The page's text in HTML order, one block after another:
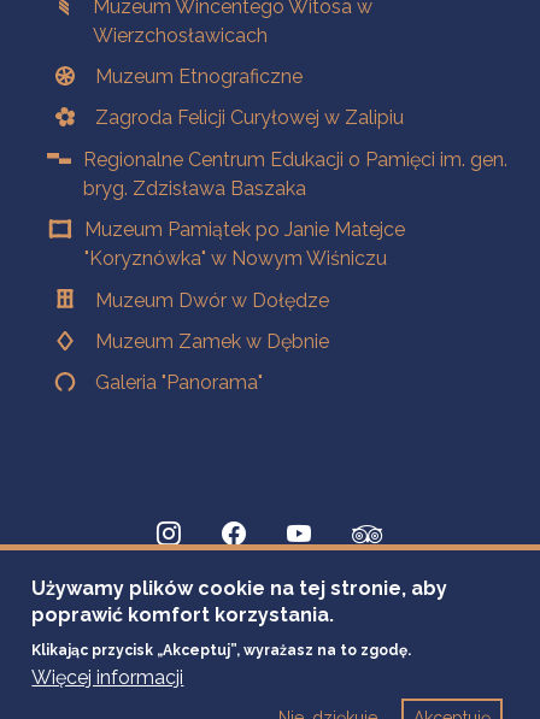
Muzeum Wincentego Witosa w
Wierzchosławicach
Muzeum Etnograficzne
Zagroda Felicji Curyłowej w Zalipiu
Regionalne Centrum Edukacji o Pamięci im. gen.
bryg. Zdzisława Baszaka
Muzeum Pamiątek po Janie Matejce
"Koryznówka" w Nowym Wiśniczu
Muzeum Dwór w Dołędze
Muzeum Zamek w Dębnie
Galeria "Panorama"
Używamy plików cookie na tej stronie, aby
poprawić komfort korzystania.
Klikając przycisk „Akceptuj”, wyrażasz na to zgodę.
Więcej informacji